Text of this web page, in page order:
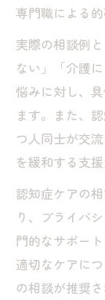
専門職による
実際の相談例
ない」「介護
悩みに対し、
ます。また、
つ人同士が交
を緩和する支援
認知症ケアの
り、プライバ
門的なサポー
適切なケアに
の相談が推奨さ